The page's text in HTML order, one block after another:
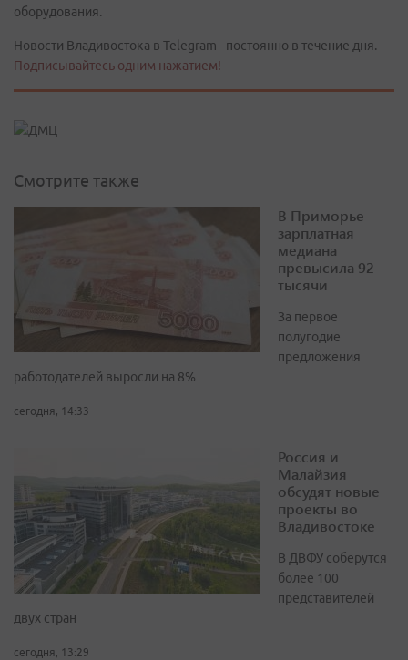
оборудования.
Новости Владивостока в Telegram - постоянно в течение дня.
Подписывайтесь одним нажатием!
Смотрите также
В Приморье
зарплатная
медиана
превысила 92
тысячи
За первое
полугодие
предложения
работодателей выросли на 8%
сегодня, 14:33
Россия и
Малайзия
обсудят новые
проекты во
Владивостоке
В ДВФУ соберутся
более 100
представителей
двух стран
сегодня, 13:29